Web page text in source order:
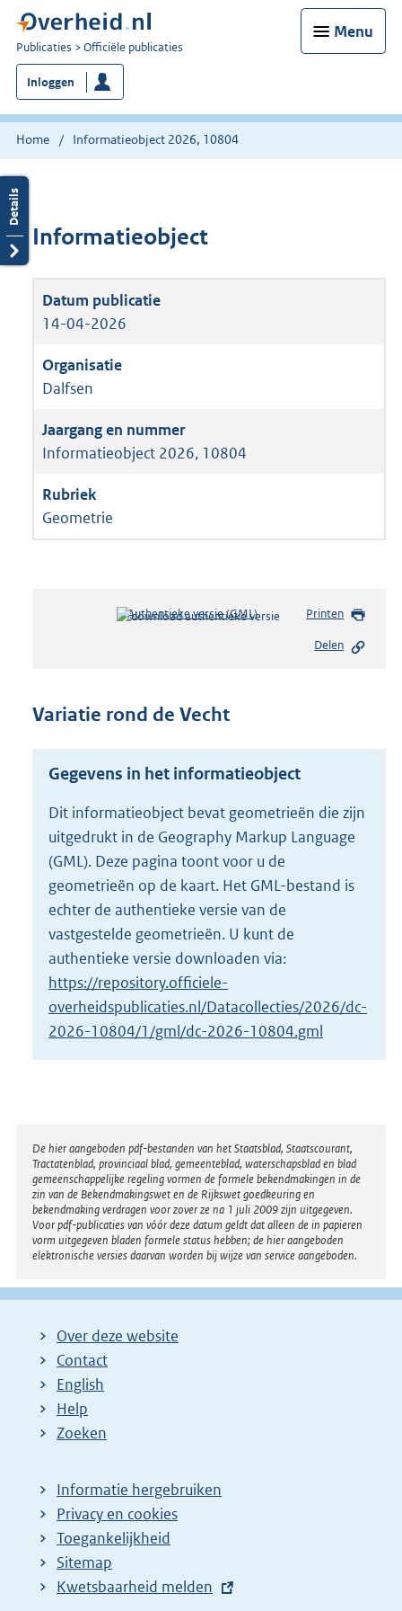
Menu
U
bent
nu
hier:
Publicaties Officiële publicaties
Inloggen
Home Informatieobject 2026, 10804
Informatieobject
14-04-2026
Dalfsen
Informatieobject 2026, 10804
Geometrie
Authentieke versie (GML)b
s
r
o
t
t
e
2
7
K
Printen
Delen
Variatie rond de Vecht
Gegevens in het informatieobject
Dit informatieobject bevat geometrieën die zijn
uitgedrukt in de Geography Markup Language
(GML). Deze pagina toont voor u de
geometrieën op de kaart. Het GML-bestand is
echter de authentieke versie van de
vastgestelde geometrieën. U kunt de
authentieke versie downloaden via:
https://repository.officiele-
overheidspublicaties.nl/Datacollecties/2026/dc-
2026-10804/1/gml/dc-2026-10804.gml
Disclaimer
De hier aangeboden pdf-bestanden van het Staatsblad, Staatscourant,
Tractatenblad, provinciaal blad, gemeenteblad, waterschapsblad en blad
gemeenschappelijke regeling vormen de formele bekendmakingen in de
zin van de Bekendmakingswet en de Rijkswet goedkeuring en
bekendmaking verdragen voor zover ze na 1 juli 2009 zijn uitgegeven.
Voor pdf-publicaties van vóór deze datum geldt dat alleen de in papieren
vorm uitgegeven bladen formele status hebben; de hier aangeboden
elektronische versies daarvan worden bij wijze van service aangeboden.
Over deze website
Contact
English
Help
Zoeken
Informatie hergebruiken
Privacy en cookies
Toegankelijkheid
Sitemap
E
Kwetsbaarheid melden